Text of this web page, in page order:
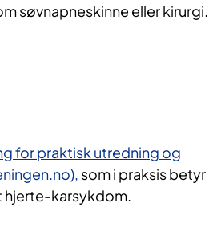
søvnapneskinne eller kirurgi.
for praktisk utredning og
som i praksis betyr
karsykdom.